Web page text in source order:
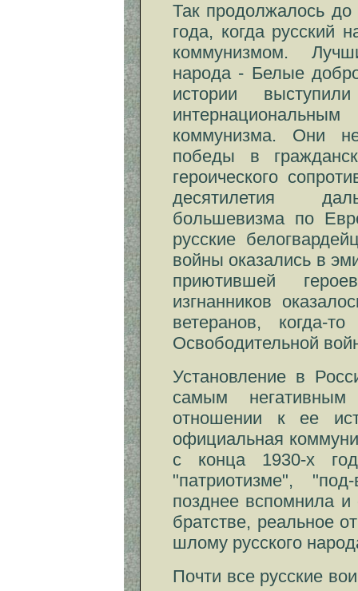
Так продолжалось до
года, когда русский
коммунизмом.
народа - Белые
истории
коммунизма. Они
победы в
героического
десятилетия
большевизма по
русские
войны оказались в
приютившей
изгнанников
ветеранов, когда-
Освободительной
Установление в
самым
отношении к ее
официальная
с конца 1930-х
"патриотизме",
позднее вспомнила и
братстве, реальное
шлому русского
Почти все русские